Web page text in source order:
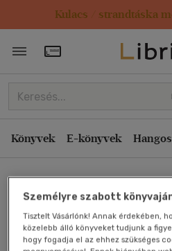
Kulacs / strandtáska
Törzsvásárlói Kártya
Könyvek E-könyvek
Művei
Rendezés
Kiadás éve szerint csökkenő
Ár szerint csökkenő
Eladott darabszám szerint
Eladott darabszám szerint
Cím szerint A-Z
Szerző szerint A-Z
Személyre szabott
Tisztelt Vásárlónk! Annak érdekében,
közelebb álló könyveket tudjunk a
hogy fogadja el az ehhez szükséges